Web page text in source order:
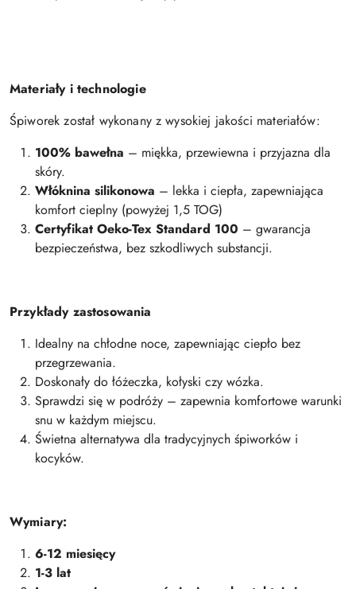
Materiały i technologie
Śpiworek został wykonany z wysokiej jakości materiałów:
100% bawełna – miękka, przewiewna i przyjazna dla
skóry.
Włóknina silikonowa – lekka i ciepła, zapewniająca
komfort cieplny (powyżej 1,5 TOG)
Certyfikat Oeko-Tex Standard 100 – gwarancja
bezpieczeństwa, bez szkodliwych substancji.
Przykłady zastosowania
Idealny na chłodne noce, zapewniając ciepło bez
przegrzewania.
Doskonały do łóżeczka, kołyski czy wózka.
Sprawdzi się w podróży – zapewnia komfortowe warunki
snu w każdym miejscu.
Świetna alternatywa dla tradycyjnych śpiworków i
kocyków.
Wymiary:
6-12 miesięcy
1-3 lat